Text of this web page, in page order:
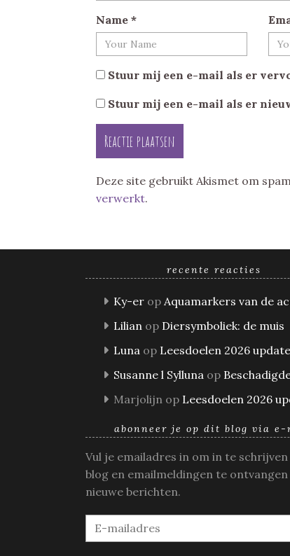
Name *
Stuur mij een e-mail als er
Stuur mij een e-mail als er
Deze site gebruikt Akismet om
verwerkt.
recente reacties
Ky-er op Aquamarkers van de
Lilian op Diersymboliek: de muis
Luna op Leesdoelen 2026
Susanne l Sylluna op
Marjolijn op Leesdoelen 2026
abonneer je op dit blog via e-
Vul je emailadres in om in te
blog en emailmeldingen te ontvangen
nieuwe berichten.
E-
mailadres